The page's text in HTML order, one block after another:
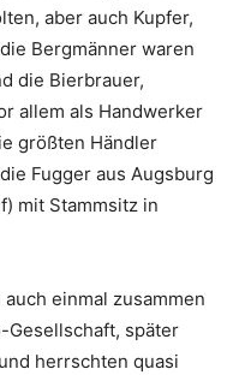
aber auch Kupfer,
Bergmänner waren
die Bierbrauer,
allem als Handwerker
größten Händler
Fugger aus Augsburg
mit Stammsitz in
einmal zusammen
Gesellschaft, später
herrschten quasi